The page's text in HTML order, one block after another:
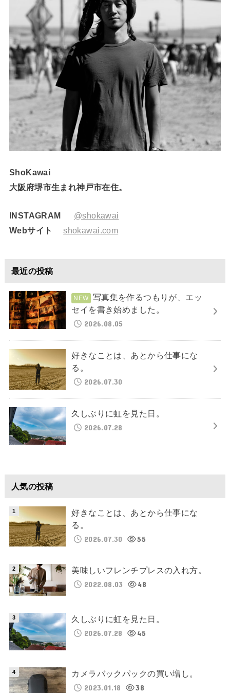
ShoKawai
大阪府堺市生まれ神戸市在住。
INSTAGRAM
@shokawai
Webサイト
shokawai.com
最近の投稿
写真集を作るつもりが、エッ
セイを書き始めました。
2026.08.05
好きなことは、あとから仕事にな
る。
2026.07.30
久しぶりに虹を見た日。
2026.07.28
人気の投稿
好きなことは、あとから仕事にな
る。
2026.07.30
55
美味しいフレンチプレスの入れ方。
2022.08.03
48
久しぶりに虹を見た日。
2026.07.28
45
カメラバックパックの買い増し。
2023.01.18
38